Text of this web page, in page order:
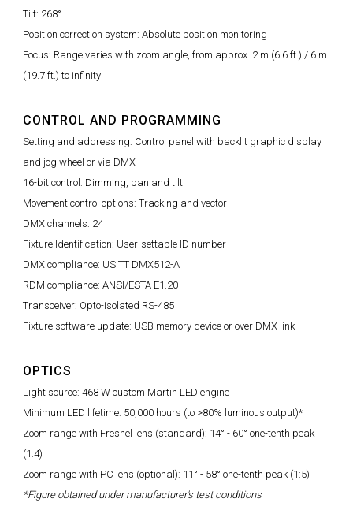
Tilt: 268°
Position correction system: Absolute position monitoring
Focus: Range varies with zoom angle, from approx. 2 m (6.6 ft.) / 6 m
(19.7 ft.) to infinity
CONTROL AND PROGRAMMING
Setting and addressing: Control panel with backlit graphic display
and jog wheel or via DMX
16-bit control: Dimming, pan and tilt
Movement control options: Tracking and vector
DMX channels: 24
Fixture Identification: User-settable ID number
DMX compliance: USITT DMX512-A
RDM compliance: ANSI/ESTA E1.20
Transceiver: Opto-isolated RS-485
Fixture software update: USB memory device or over DMX link
OPTICS
Light source: 468 W custom Martin LED engine
Minimum LED lifetime: 50,000 hours (to >80% luminous output)*
Zoom range with Fresnel lens (standard): 14° - 60° one-tenth peak
(1:4)
Zoom range with PC lens (optional): 11° - 58° one-tenth peak (1:5)
*Figure obtained under manufacturer's test conditions